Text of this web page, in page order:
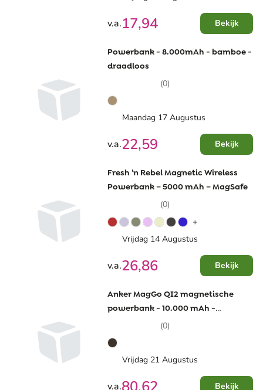
v.a.17,94 Bekijk
Powerbank - 8.000mAh - bamboe -
draadloos
(0)
Maandag 17 Augustus
v.a.22,59 Bekijk
Fresh ’n Rebel Magnetic Wireless
Powerbank – 5000 mAh – MagSafe
(0)
+
Vrijdag 14 Augustus
v.a.26,86 Bekijk
Anker MagGo QI2 magnetische
powerbank - 10.000 mAh -
kunststof - MagSafe
(0)
Vrijdag 21 Augustus
v.a. Bekijk